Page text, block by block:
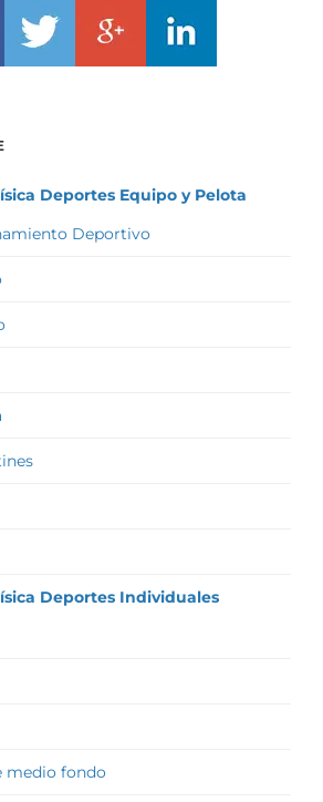
Deportes Equipo y Pelota
Deportivo
Deportes Individuales
medio fondo